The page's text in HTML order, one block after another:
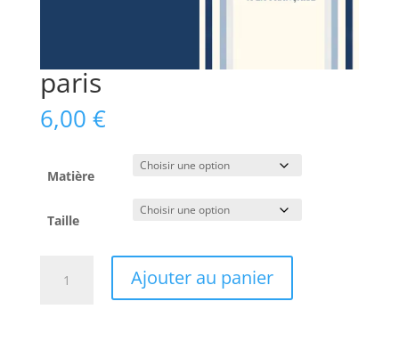
paris
6,00 €
Matière
Taille
Ajouter au panier